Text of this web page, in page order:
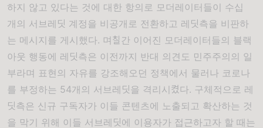
하지 않고 있다는 것에 대한 항의로 모더레이터들이 수십
개의 서브레딧 계정을 비공개로 전환하고 레딧측을 비판하
는 메시지를 게시했다. 며칠간 이어진 모더레이터들의 블랙
아웃 행동에 레딧측은 이전까지 반대 의견도 민주주의의 일
부라며 표현의 자유를 강조해오던 정책에서 물러나 코로나
를 부정하는 54개의 서브레딧을 격리시켰다. 구체적으로 레
딧측은 신규 구독자가 이들 콘텐츠에 노출되고 확산하는 것
을 막기 위해 이들 서브레딧에 이용자가 접근하고자 할 때는